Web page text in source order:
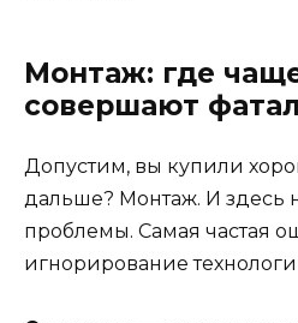
Монтаж: где
совершают
Допустим, вы купили
дальше? Монтаж. И здесь
проблемы. Самая частая
игнорирование